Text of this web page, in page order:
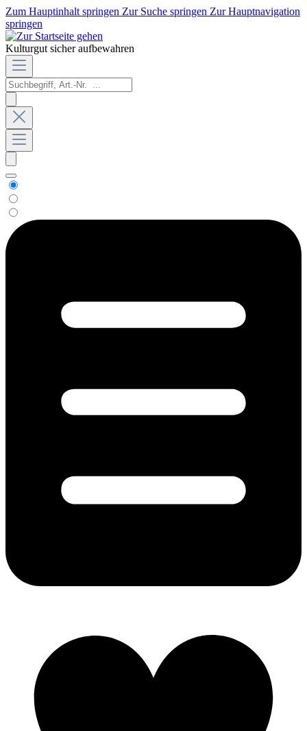
Zum Hauptinhalt springen Zur Suche springen Zur Hauptnavigation
springen
Kulturgut sicher aufbewahren